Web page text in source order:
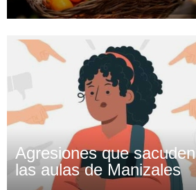
Agresiones que sacuden
las aulas de Manizales